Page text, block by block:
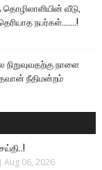
வீடு,
நபர்கள்.......!
நாளை
நீதிமன்றம்
Aug 06, 2026